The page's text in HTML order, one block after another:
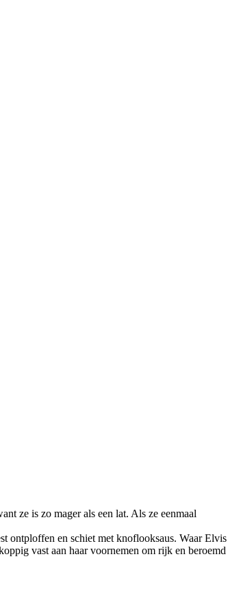
ze is zo mager als een lat. Als ze eenmaal
ontploffen en schiet met knoflooksaus. Waar Elvis
vast aan haar voornemen om rijk en beroemd